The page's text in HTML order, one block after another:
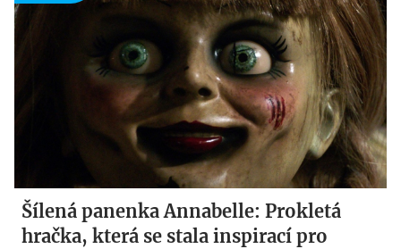
Šílená panenka Annabelle: Prokletá
hračka, která se stala inspirací pro